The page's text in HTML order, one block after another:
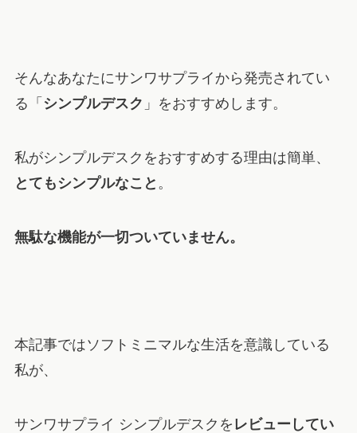
そんなあなたにサンワサプライから発売されてい
る「 シンプルデスク 」をおすすめします。
私がシンプルデスクをおすすめする理由は簡単、
とてもシンプルなこと 。
無駄な機能が一切ついていません。
本記事ではソフトミニマルな生活を意識している
私が、
サンワサプライ シンプルデスクを レビューしてい